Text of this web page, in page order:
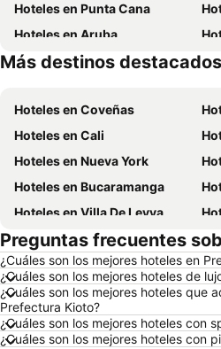
Hoteles en Punta Cana
Hoteles en Aruba
Hoteles en Cundinamarca
Más destinos destacados
Hoteles en Coveñas
Hoteles en Cali
Hoteles en Nueva York
Hoteles en Bucaramanga
Hoteles en Villa De Leyva
Hoteles en Melgar
Hoteles en Roma
Hoteles en Pereira
Hoteles en Villavicencio
Hoteles en Girardot
Preguntas frecuentes
¿Cuáles son los mejores hoteles en
¿Cuáles son los mejores hoteles de
¿Cuáles son los mejores hoteles que
Prefectura Kioto?
¿Cuáles son los mejores hoteles con
¿Cuáles son los mejores hoteles con